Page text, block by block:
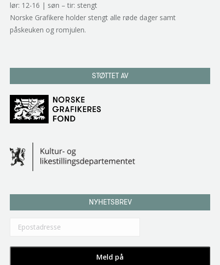
lør: 12-16 | søn – tir: stengt
Norske Grafikere holder stengt alle røde dager samt
påskeuken og romjulen.
STØTTET AV
NYHETSBREV